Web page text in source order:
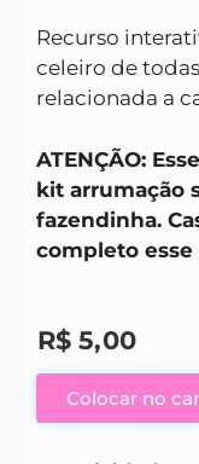
Recurso
celeiro de
relacionada a
ATENÇÃO:
kit arrumação
fazendinha.
completo esse
R$ 5,00
Colocar no